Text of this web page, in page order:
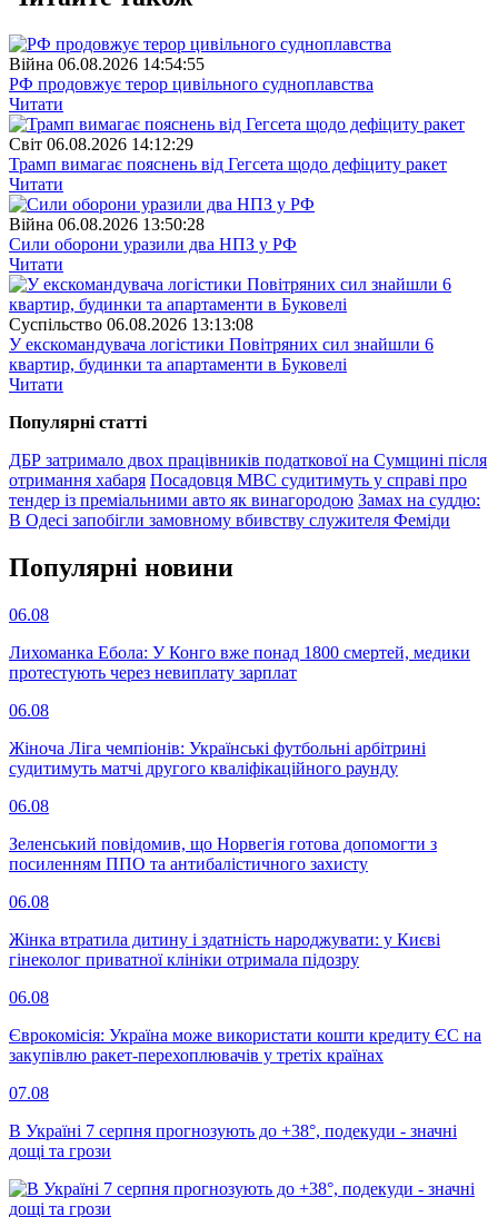
Війна 06.08.2026 14:54:55
РФ продовжує терор цивільного судноплавства
Читати
Свiт 06.08.2026 14:12:29
Трамп вимагає пояснень від Гегсета щодо дефіциту ракет
Читати
Війна 06.08.2026 13:50:28
Сили оборони уразили два НПЗ у РФ
Читати
Суспiльство 06.08.2026 13:13:08
У екскомандувача логістики Повітряних сил знайшли 6
квартир, будинки та апартаменти в Буковелі
Читати
Популярнi статтi
ДБР затримало двох працівників податкової на Сумщині після
отримання хабаря Посадовця МВС судитимуть у справі про
тендер із преміальними авто як винагородою Замах на суддю:
В Одесі запобігли замовному вбивству служителя Феміди
Популярнi новини
06.08
Лихоманка Ебола: У Конго вже понад 1800 смертей, медики
протестують через невиплату зарплат
06.08
Жіноча Ліга чемпіонів: Українські футбольні арбітрині
судитимуть матчі другого кваліфікаційного раунду
06.08
Зеленський повідомив, що Норвегія готова допомогти з
посиленням ППО та антибалістичного захисту
06.08
Жінка втратила дитину і здатність народжувати: у Києві
гінеколог приватної клініки отримала підозру
06.08
Єврокомісія: Україна може використати кошти кредиту ЄС на
закупівлю ракет-перехоплювачів у третіх країнах
07.08
В Україні 7 серпня прогнозують до +38°, подекуди - значні
дощі та грози